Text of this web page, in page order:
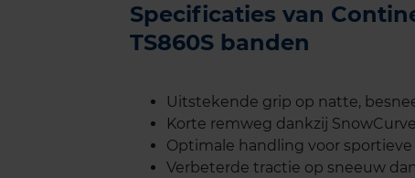
Specificaties van
TS860S banden
Uitstekende grip op natte,
Korte remweg dankzij
Optimale handling voor
Verbeterde tractie op sneeuw